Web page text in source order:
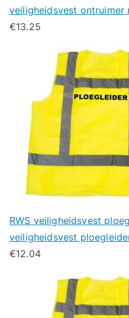
veiligheidsvest ontruimer
€13.25
RWS veiligheidsvest
veiligheidsvest
€12.04